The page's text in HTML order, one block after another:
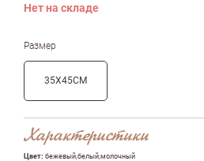
Нет на складе
Размер
35Х45СМ
Характеристики
Цвет: бежевый,белый,молочный